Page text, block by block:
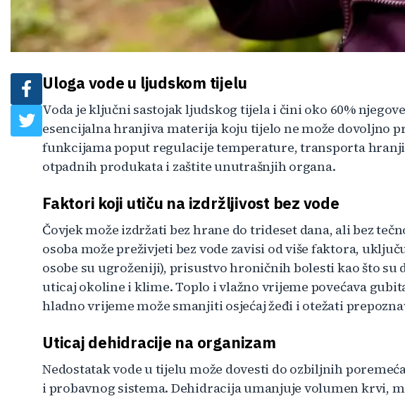
Uloga vode u ljudskom tijelu
Voda je ključni sastojak ljudskog tijela i čini oko 60%
esencijalna hranjiva materija koju tijelo ne može dovoljno
funkcijama poput regulacije temperature, transporta
otpadnih produkata i zaštite unutrašnjih organa.
Faktori koji utiču na izdržljivost bez vode
Čovjek može izdržati bez hrane do trideset dana, ali bez
osoba može preživjeti bez vode zavisi od više faktora,
osobe su ugroženiji), prisustvo hroničnih bolesti kao što su
uticaj okoline i klime. Toplo i vlažno vrijeme povećava
hladno vrijeme može smanjiti osjećaj žeđi i otežati
Uticaj dehidracije na organizam
Nedostatak vode u tijelu može dovesti do ozbiljnih
i probavnog sistema. Dehidracija umanjuje volumen krvi,